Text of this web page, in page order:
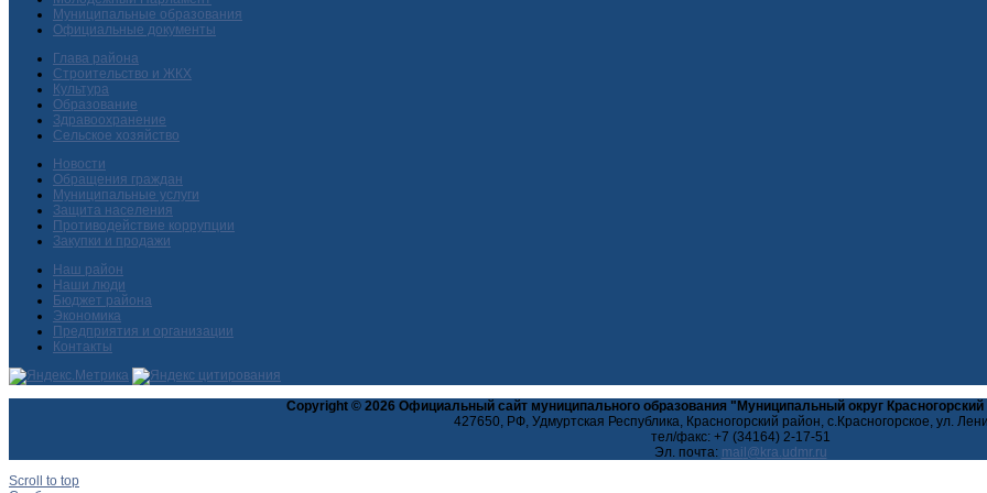
Муниципальные образования
Официальные документы
Глава района
Строительство и ЖКХ
Культура
Образование
Здравоохранение
Сельское хозяйство
Новости
Обращения граждан
Муниципальные услуги
Защита населения
Противодействие коррупции
Закупки и продажи
Наш район
Наши люди
Бюджет района
Экономика
Предприятия и организации
Контакты
Copyright © 2026 Официальный сайт муниципального образования "Муниципальный округ
427650, РФ, Удмуртская Республика, Красногорский район, с.Красногорское, ул.
тел/факс: +7 (34164) 2-17-51
Эл. почта:
Scroll to top